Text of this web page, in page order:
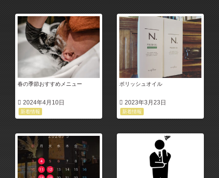
春の季節おすすめメニュー
2024年4月10日
新着情報
ポリッシュオイル
2023年3月23日
新着情報